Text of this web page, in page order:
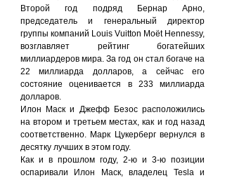
Второй год подряд Бернар Арно,
председатель и генеральный директор
группы компаний Louis Vuitton Moët Hennessy,
возглавляет рейтинг богатейших
миллиардеров мира. За год он стал богаче на
22 миллиарда долларов, а сейчас его
состояние оценивается в 233 миллиарда
долларов.
Илон Маск и Джефф Безос расположились
на втором и третьем местах, как и год назад
соответственно. Марк Цукерберг вернулся в
десятку лучших в этом году.
Как и в прошлом году, 2-ю и 3-ю позиции
оспаривали Илон Маск, владелец Tesla и